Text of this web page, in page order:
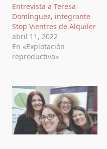
Entrevista a Teresa
Domínguez, integrante
Stop Vientres de Alquiler
abril 11, 2022
En «Explotación
reproductiva»